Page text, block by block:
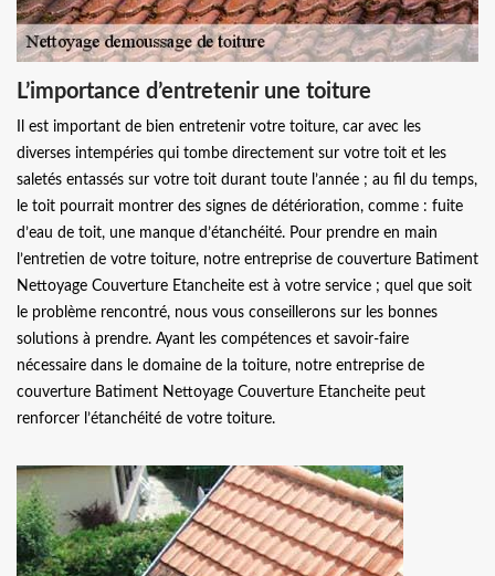
L’importance d’entretenir une toiture
Il est important de bien entretenir votre toiture, car avec les
diverses intempéries qui tombe directement sur votre toit et les
saletés entassés sur votre toit durant toute l’année ; au fil du temps,
le toit pourrait montrer des signes de détérioration, comme : fuite
d’eau de toit, une manque d’étanchéité. Pour prendre en main
l’entretien de votre toiture, notre entreprise de couverture Batiment
Nettoyage Couverture Etancheite est à votre service ; quel que soit
le problème rencontré, nous vous conseillerons sur les bonnes
solutions à prendre. Ayant les compétences et savoir-faire
nécessaire dans le domaine de la toiture, notre entreprise de
couverture Batiment Nettoyage Couverture Etancheite peut
renforcer l’étanchéité de votre toiture.